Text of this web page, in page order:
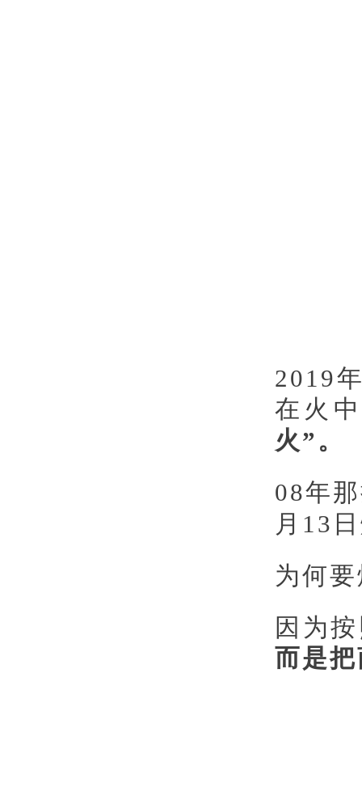
2019
在火
火”。
08年
月13
为何
因为
而是